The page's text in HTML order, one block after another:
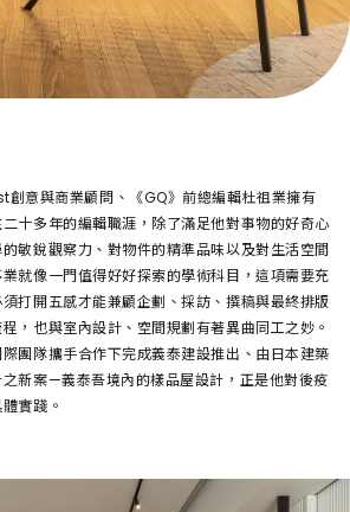
意與商業顧問、《GQ》前總編輯杜祖業擁有
十多年的編輯職涯，除了滿足他對事物的好奇心
敏銳觀察力、對物件的精準品味以及對生活空間
就像一門值得好好探索的學術科目，這項需要充
打開五感才能兼顧企劃、採訪、撰稿與最終排版
，也與室內設計、空間規劃有著異曲同工之妙。
團隊攜手合作下完成義泰建設推出、由日本建築
新案—義泰吾境內的樣品屋設計，正是他對後疫
實踐。